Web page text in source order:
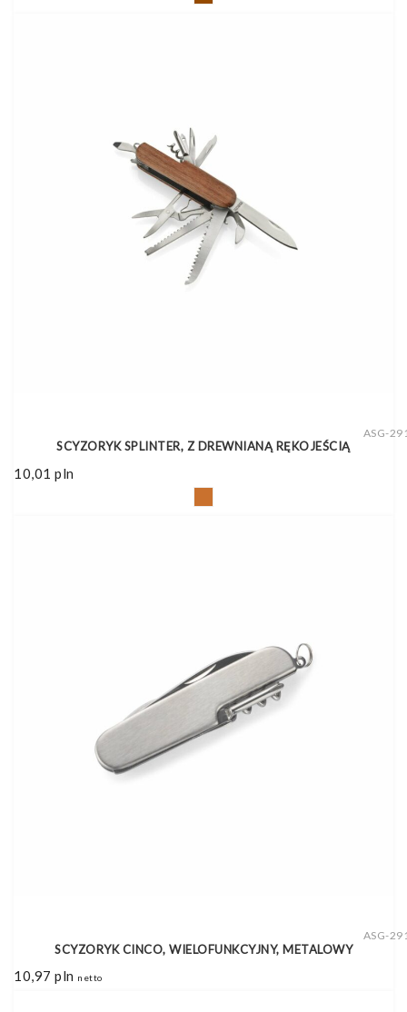
ASG-
SCYZORYK SPLINTER, Z DREWNIANĄ RĘKOJEŚCIĄ
10,01 pln
ASG-
SCYZORYK CINCO, WIELOFUNKCYJNY, METALOWY
10,97 pln netto